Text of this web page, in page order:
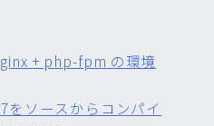
+ php-fpm の環境
をソースからコンパイ